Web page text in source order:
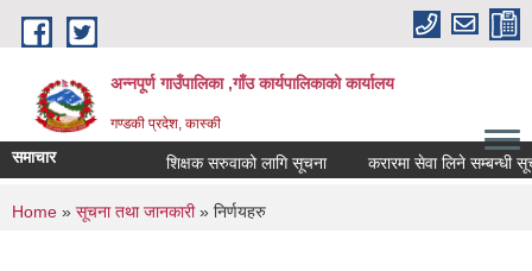
Skip to main content
अन्नपूर्ण गाउँपालिका ,गाँउ कार्यपालिकाको कार्यालय
गण्डकी प्रदेश, कास्की
समाचार शिक्षक सरुवाको लागि सूचना करारमा सेवा लिने सम्बन्धी सूचना
You are here
Home » सूचना तथा जानकारी» निर्णयहरु